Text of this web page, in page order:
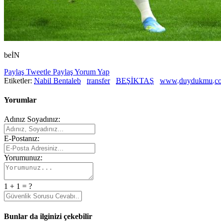
beİN
Paylaş Tweetle PaylaşYorum Yap
Etiketler: Nabil Bentaleb transfer BEŞİKTAŞ
Yorumlar
Adınız Soyadınız:
E-Postanız:
Yorumunuz:
1 + 1 = ?
Bunlar da ilginizi çekebilir